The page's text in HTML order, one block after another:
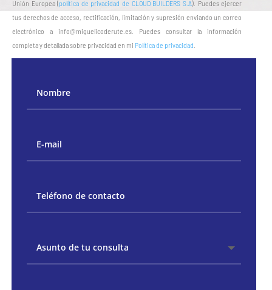
Unión Europea (política de privacidad de CLOUD BUILDERS S.A). Puedes ejercer
tus derechos de acceso, rectificación, limitación y supresión enviando un correo
electrónico a info@miguelicoderute.es. Puedes consultar la información
completa y detallada sobre privacidad en mi Política de privacidad